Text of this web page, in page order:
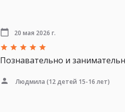
20 мая 2026 г.
Познавательно и
Людмила (12 детей 15-16 лет)